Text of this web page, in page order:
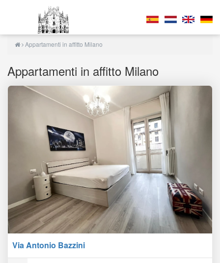
Appartamenti in affitto Milano
Appartamenti in affitto Milano
Via Antonio Bazzini